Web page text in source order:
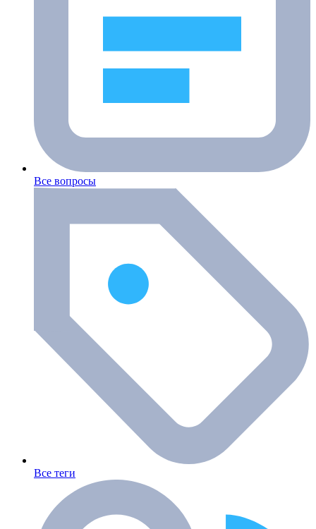
Все вопросы
Все теги